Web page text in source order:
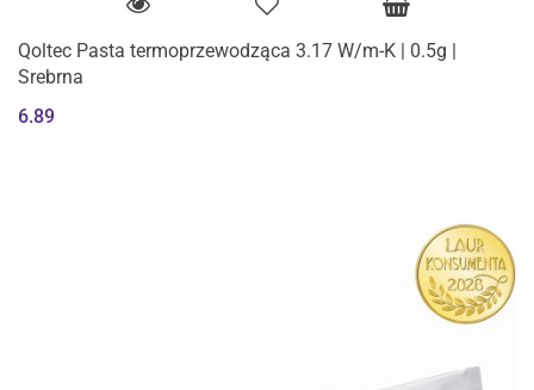
Qoltec Pasta termoprzewodząca 3.17 W/m-K | 0.5g |
Srebrna
6.89